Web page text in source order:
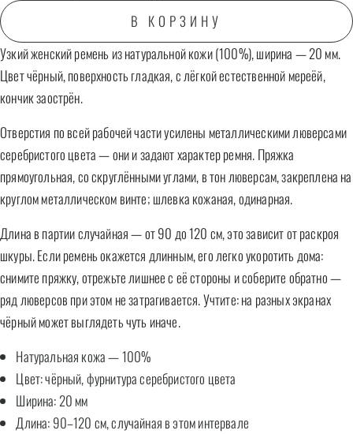
В КОРЗИНУ
Узкий женский ремень из натуральной кожи (100%), ширина — 20 мм.
Цвет чёрный, поверхность гладкая, с лёгкой естественной мереёй,
кончик заострён.
Отверстия по всей рабочей части усилены металлическими люверсами
серебристого цвета — они и задают характер ремня. Пряжка
прямоугольная, со скруглёнными углами, в тон люверсам, закреплена на
круглом металлическом винте; шлевка кожаная, одинарная.
Длина в партии случайная — от 90 до 120 см, это зависит от раскроя
шкуры. Если ремень окажется длинным, его легко укоротить дома:
снимите пряжку, отрежьте лишнее с её стороны и соберите обратно —
ряд люверсов при этом не затрагивается. Учтите: на разных экранах
чёрный может выглядеть чуть иначе.
Натуральная кожа — 100%
Цвет: чёрный, фурнитура серебристого цвета
Ширина: 20 мм
Длина: 90–120 см, случайная в этом интервале